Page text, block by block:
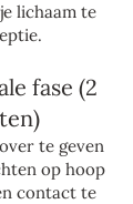
lichaam te
fase (2
te geven
op hoop
contact te